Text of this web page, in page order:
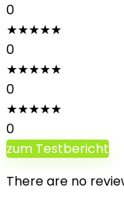
0
★★★★★
0
★★★★★
0
★★★★★
0
zum Testbericht
There are no